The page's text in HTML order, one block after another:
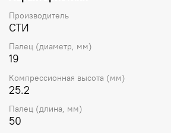
Производитель
СТИ
Палец (диаметр, мм)
19
Компрессионная высота (мм)
25.2
Палец (длина, мм)
50